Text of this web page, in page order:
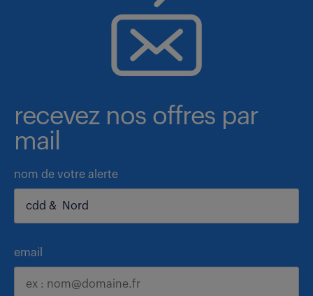
recevez nos offres par
mail
nom de votre alerte
email